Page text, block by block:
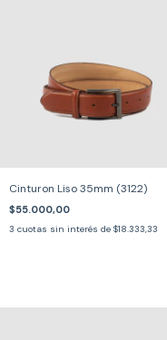
Cinturon Liso 35mm (3122)
$55.000,00
3 cuotas sin interés de $18.333,33